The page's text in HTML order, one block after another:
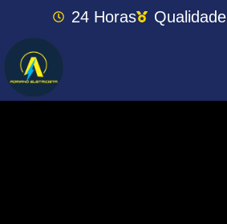
24 Horas Qualidade